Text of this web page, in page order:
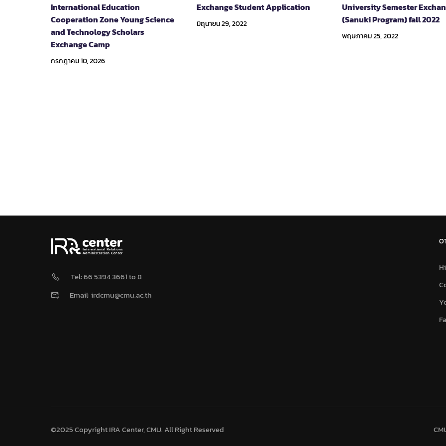
International Education
Cooperation Zone Young Science
and Technology Scholars
Exchange Camp
กรกฎาคม 10, 2026
Exchange Student Application
มิถุนายน 29, 2022
University Semester
(Sanuki Program) fall 2022
พฤษภาคม 25, 2022
Tel: 66 5394 3661 to 8
Email: irdcmu@cmu.ac.th
©2025 Copyright IRA Center, CMU. All Right Reserved